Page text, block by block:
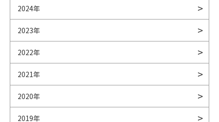
2024年
2023年
2022年
2021年
2020年
2019年